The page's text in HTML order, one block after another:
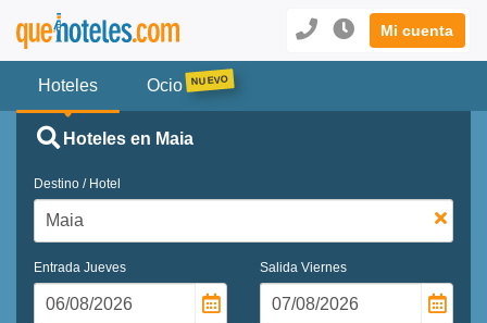
Mi cuenta
Hoteles Ocio
Hoteles en Maia
Destino / Hotel
Entrada Jueves Salida Viernes